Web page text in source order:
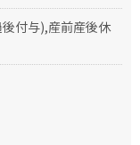
付与),産前産後休